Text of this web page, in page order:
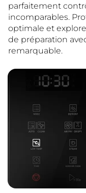
parfaitement
incomparables.
optimale et
de préparation
remarquable.